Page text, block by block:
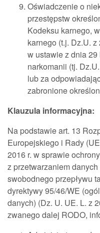
Oświadczenie o
przestępstw
Kodeksu karnego,
karnego (t.j. Dz.U.
w ustawie z dnia 29
narkomanii (tj.
lub za
zabronione
Klauzula informacyjna:
Na podstawie art. 13
Europejskiego i Rady
2016 r. w sprawie
z przetwarzaniem
swobodnego przepływu
dyrektywy 95/46/WE
danych) (Dz. U. UE. L. z
zwanego dalej RODO,